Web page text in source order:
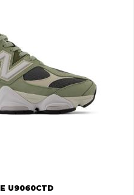
U9060CTD